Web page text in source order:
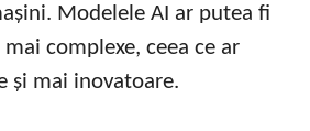
Modelele AI ar putea fi
complexe, ceea ce ar
și mai inovatoare.